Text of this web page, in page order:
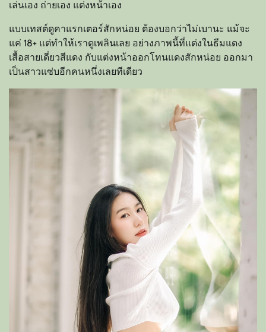
เล่นเอง ถ่ายเอง แต่งหน้าเอง
แบบเทสต์ดูคาแรกเตอร์สักหน่อย ต้องบอกว่าไม่เบานะ แม้จะ
แค่ 18+ แต่ทำให้เราดูเพลินเลย อย่างภาพนี้ที่แต่งในธีมแดง
เสื้อสายเดี่ยวสีแดง กับแต่งหน้าออกโทนแดงสักหน่อย ออกมา
เป็นสาวแซ่บอีกคนหนึ่งเลยทีเดียว